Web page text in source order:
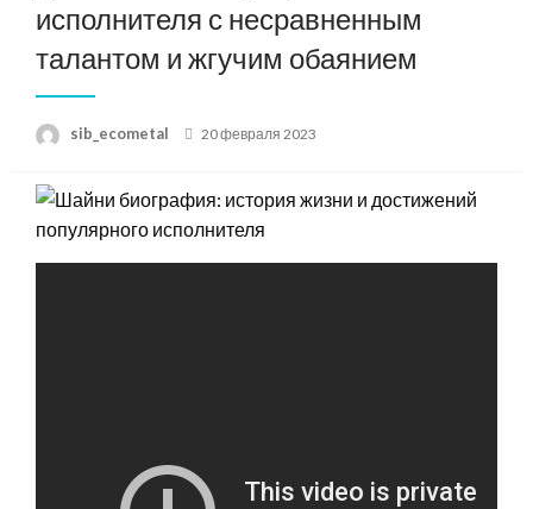
исполнителя с несравненным
талантом и жгучим обаянием
sib_ecometal
Posted
20 февраля 2023